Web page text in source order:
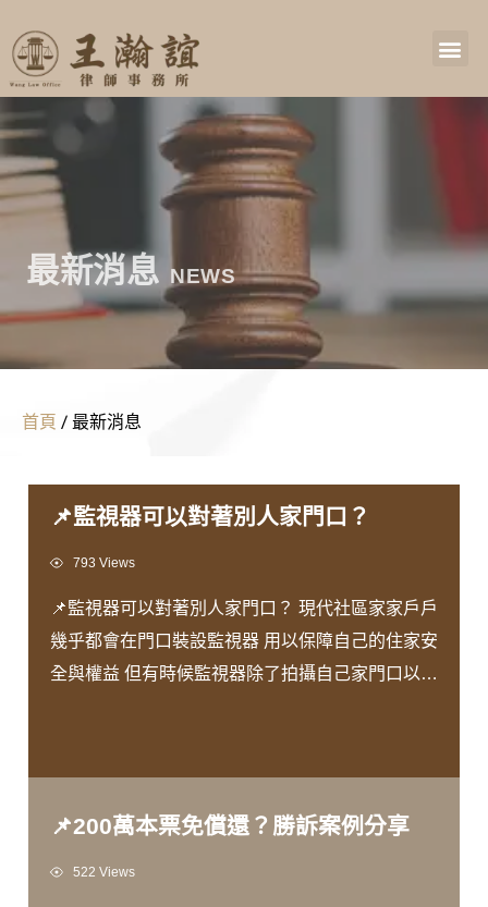
最新消息 NEWS
首頁 / 最新消息
📌監視器可以對著別人家門口？
Views793 Views
📌監視器可以對著別人家門口？ 現代社區家家戶戶
幾乎都會在門口裝設監視器 用以保障自己的住家安
全與權益 但有時候監視器除了拍攝自己家門口以外
📌200萬本票免償還？勝訴案例分享
Views522 Views